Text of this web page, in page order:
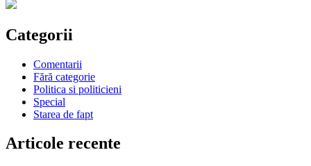
Categorii
Comentarii
Fără categorie
Politica si politicieni
Special
Starea de fapt
Articole recente